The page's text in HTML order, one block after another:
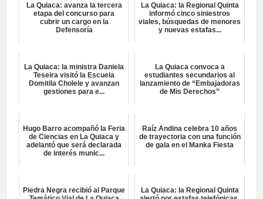
La Quiaca: avanza la tercera
etapa del concurso para
cubrir un cargo en la
Defensoría
La Quiaca: la Regional Quinta
informó cinco siniestros
viales, búsquedas de menores
y nuevas estafas...
La Quiaca: la ministra Daniela
Teseira visitó la Escuela
Domitila Cholele y avanzan
gestiones para e...
La Quiaca convoca a
estudiantes secundarios al
lanzamiento de “Embajadoras
de Mis Derechos”
Hugo Barro acompañó la Feria
de Ciencias en La Quiaca y
adelantó que será declarada
de interés munic...
Raíz Andina celebra 10 años
de trayectoria con una función
de gala en el Manka Fiesta
Piedra Negra recibió al Parque
La Quiaca: la Regional Quinta